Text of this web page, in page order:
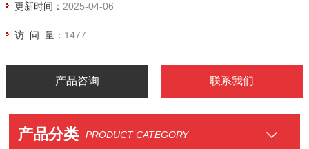
更新时间： 2025-04-06
访 问 量： 1477
产品咨询 联系我们
产品分类 PRODUCT CATEGORY